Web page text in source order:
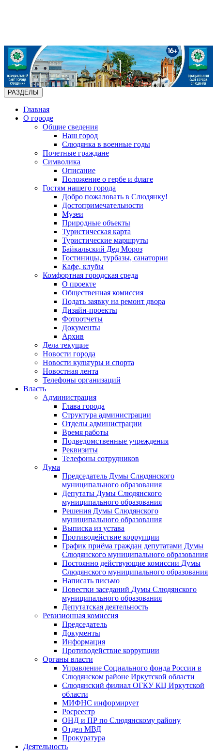
РАЗДЕЛЫ
Главная
О городе
Общие сведения
Наш город
Слюдянка в военные годы
Почетные граждане
Символика
Описание
Положение о гербе и флаге
Гостям нашего города
Добро пожаловать в Слюдянку!
Достопримечательности
Музеи
Природные объекты
Туристическая карта
Туристические маршруты
Байкальский Дед Мороз
Гостиницы, турбазы, санатории
Кафе, клубы
Комфортная городская среда
О проекте
Общественная комиссия
Подать заявку на ремонт двора
Дизайн-проекты
Фотоотчеты
Документы
Архив
Дела текущие
Новости города
Новости культуры и спорта
Новостная лента
Телефоны организаций
Власть
Администрация
Глава города
Структура администрации
Отделы администрации
Время работы
Подведомственные учреждения
Реквизиты
Телефоны сотрудников
Дума
Председатель Думы Слюдянского
муниципального образования
Депутаты Думы Слюдянского
муниципального образования
Решения Думы Слюдянского
муниципального образования
Выписка из устава
Противодействие коррупции
График приёма граждан депутатами Думы
Слюдянского муниципального образования
Постоянно действующие комиссии Думы
Слюдянского муниципального образования
Написать письмо
Повестки заседаний Думы Слюдянского
муниципального образования
Депутатская деятельность
Ревизионная комиссия
Председатель
Документы
Информация
Противодействие коррупции
Органы власти
Управление Социального фонда России в
Слюдянском районе Иркутской области
Слюдянский филиал ОГКУ КЦ Иркутской
области
МИФНС информирует
Росреестр
ОНД и ПР по Слюдянскому району
Отдел МВД
Прокуратура
Деятельность